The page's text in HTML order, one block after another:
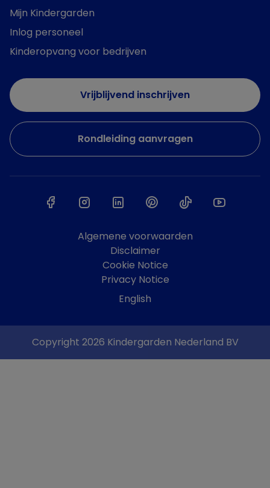
Mijn Kindergarden
Inlog personeel
Kinderopvang voor bedrijven
Vrijblijvend inschrijven
Rondleiding aanvragen
Algemene voorwaarden
Disclaimer
Cookie Notice
Privacy Notice
English
Copyright 2026 Kindergarden Nederland BV